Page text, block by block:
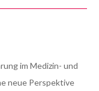
im Medizin- und
neue Perspektive